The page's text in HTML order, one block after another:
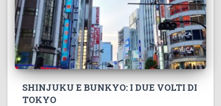
SHINJUKU E BUNKYO: I DUE VOLTI DI
TOKYO